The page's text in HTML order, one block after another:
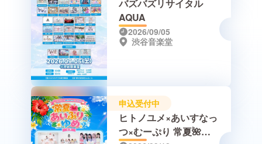
バズバズリサイタル
AQUA
2026/09/05
渋谷音楽堂
申込受付中
ヒトノユメ×あいすなっ
つ×むーぷり 常夏🌺あ